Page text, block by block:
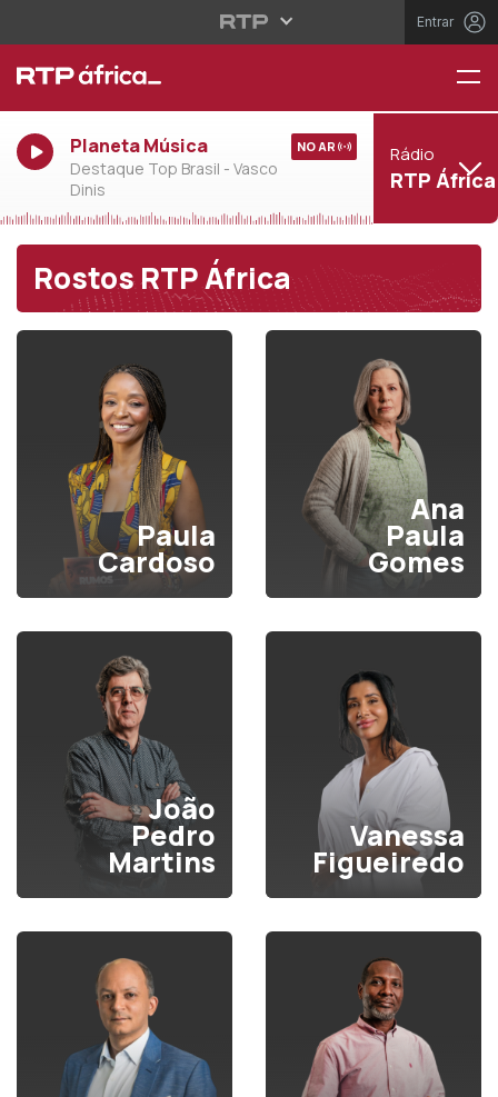
Entrar
Planeta Música
Destaque Top Brasil - Vasco
Dinis
NO AR Rádio
RTP África
Rostos RTP África
Paula
Cardoso
Ana
Paula
Gomes
João
Pedro
Martins
Vanessa
Figueiredo